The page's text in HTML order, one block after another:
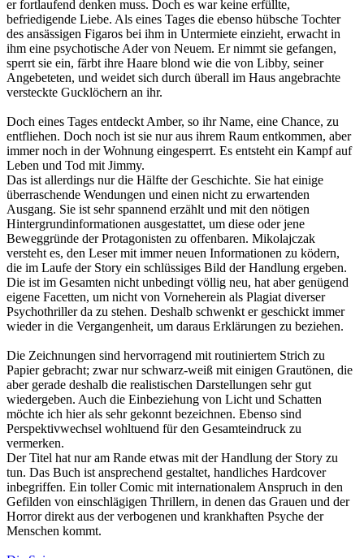
er fortlaufend denken muss. Doch es war keine erfüllte,
befriedigende Liebe. Als eines Tages die ebenso hübsche Tochter
des ansässigen Figaros bei ihm in Untermiete einzieht, erwacht in
ihm eine psychotische Ader von Neuem. Er nimmt sie gefangen,
sperrt sie ein, färbt ihre Haare blond wie die von Libby, seiner
Angebeteten, und weidet sich durch überall im Haus angebrachte
versteckte Gucklöchern an ihr.
Doch eines Tages entdeckt Amber, so ihr Name, eine Chance, zu
entfliehen. Doch noch ist sie nur aus ihrem Raum entkommen, aber
immer noch in der Wohnung eingesperrt. Es entsteht ein Kampf auf
Leben und Tod mit Jimmy.
Das ist allerdings nur die Hälfte der Geschichte. Sie hat einige
überraschende Wendungen und einen nicht zu erwartenden
Ausgang. Sie ist sehr spannend erzählt und mit den nötigen
Hintergrundinformationen ausgestattet, um diese oder jene
Beweggründe der Protagonisten zu offenbaren. Mikolajczak
versteht es, den Leser mit immer neuen Informationen zu ködern,
die im Laufe der Story ein schlüssiges Bild der Handlung ergeben.
Die ist im Gesamten nicht unbedingt völlig neu, hat aber genügend
eigene Facetten, um nicht von Vorneherein als Plagiat diverser
Psychothriller da zu stehen. Deshalb schwenkt er geschickt immer
wieder in die Vergangenheit, um daraus Erklärungen zu beziehen.
Die Zeichnungen sind hervorragend mit routiniertem Strich zu
Papier gebracht; zwar nur schwarz-weiß mit einigen Grautönen, die
aber gerade deshalb die realistischen Darstellungen sehr gut
wiedergeben. Auch die Einbeziehung von Licht und Schatten
möchte ich hier als sehr gekonnt bezeichnen. Ebenso sind
Perspektivwechsel wohltuend für den Gesamteindruck zu
vermerken.
Der Titel hat nur am Rande etwas mit der Handlung der Story zu
tun. Das Buch ist ansprechend gestaltet, handliches Hardcover
inbegriffen. Ein toller Comic mit internationalem Anspruch in den
Gefilden von einschlägigen Thrillern, in denen das Grauen und der
Horror direkt aus der verbogenen und krankhaften Psyche der
Menschen kommt.